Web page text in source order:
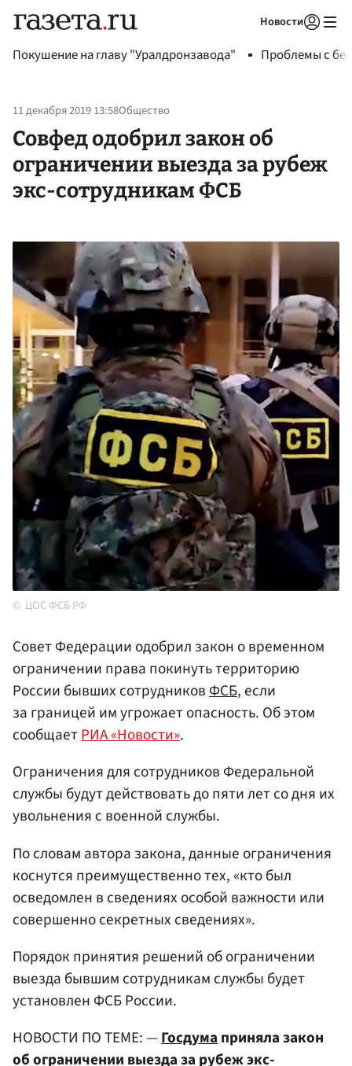
Новости
Покушение на главу "Уралдронзавода" Проблемы с
11 декабря 2019 13:58Общество
Совфед одобрил закон об
ограничении выезда за рубеж
экс-сотрудникам ФСБ
ЦОС ФСБ РФ
Совет Федерации одобрил закон о временном
ограничении права покинуть территорию
России бывших сотрудниковФСБ, если
за границей им угрожает опасность. Об этом
сообщаетРИА «Новости».
Ограничения для сотрудников Федеральной
службы будут действовать до пяти лет со дня их
увольнения с военной службы.
По словам автора закона, данные ограничения
коснутся преимущественно тех, «кто был
осведомлен в сведениях особой важности или
совершенно секретных сведениях».
Порядок принятия решений об ограничении
выезда бывшим сотрудникам службы будет
установлен ФСБ России.
НОВОСТИ ПО ТЕМЕ: —Госдумаприняла закон
об ограничении выезда за рубеж экс-